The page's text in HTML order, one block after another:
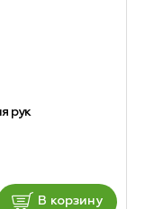
рук
В корзину